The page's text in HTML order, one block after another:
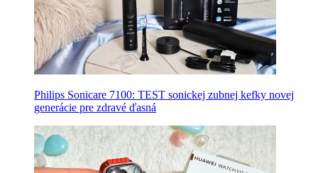
Philips Sonicare 7100: TEST sonickej zubnej kefky novej
generácie pre zdravé ďasná